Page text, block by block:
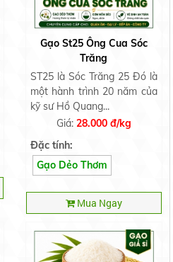
Gạo St25 Ông Cua Sóc
Trăng
ST25 là Sóc Trăng 25 Đó là
một hành trình 20 năm của
kỹ sư Hồ Quang...
Giá: 28.000 đ/kg
Đặc tính:
Gạo Dẻo Thơm
Mua Ngay